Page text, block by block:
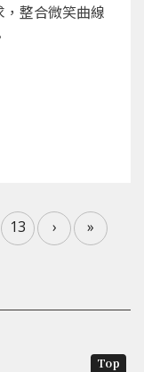
整合微笑曲線
13 › »
Top